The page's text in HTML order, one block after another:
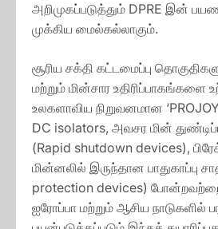
அறிமுகப்படுத்தும் DPRE இன்
முக்கிய மைல்கல்லாகும்.
சூரிய சக்தி கட்டமைப்பு
மற்றும் மின்சார உதிரிப்பாகங்களை
உலகளாவிய நிறுவனமான
DC isolators, அவசர மின்
(Rapid shutdown devices),
மின்னலில் இருந்தான பாதுகாப்பு
protection devices)
ஐரோப்பா மற்றும் ஆசிய நாடுகளில்